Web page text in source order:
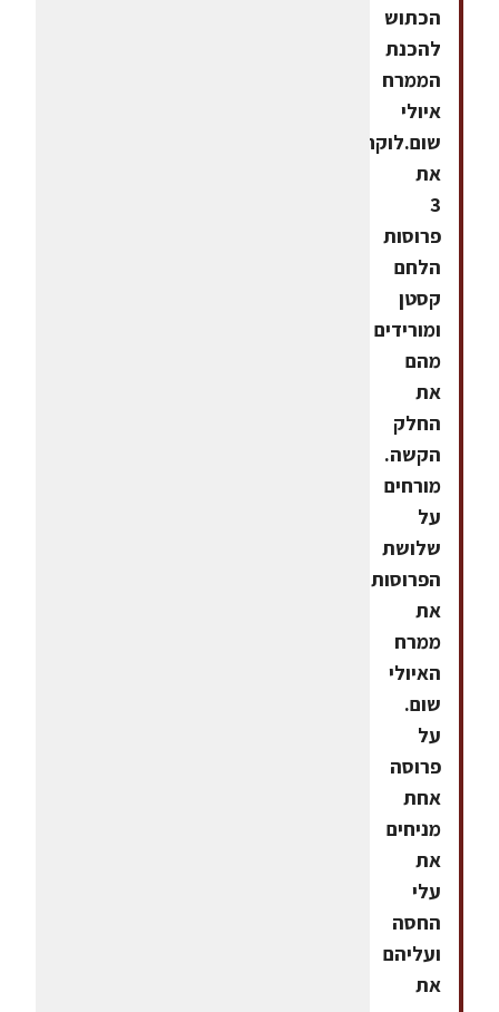
הכתוש
להכנת
הממרח
איולי
שום.לוקחים
את
3
פרוסות
הלחם
קסטן
ומורידים
מהם
את
החלק
הקשה.
מורחים
על
שלושת
הפרוסות
את
ממרח
האיולי
שום.
על
פרוסה
אחת
מניחים
את
עלי
החסה
ועליהם
את